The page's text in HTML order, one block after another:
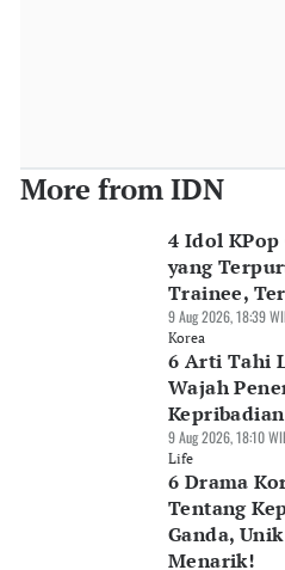
More from IDN
4 Idol KPop
yang
Trainee,
9 Aug 2026, 18:39
Korea
6 Arti Tahi
Wajah
Kepribadian
9 Aug 2026, 18:10
Life
6 Drama
Tentang
Ganda,
Menarik!